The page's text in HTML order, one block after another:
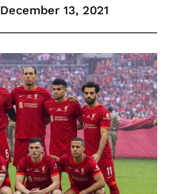
December 13, 2021